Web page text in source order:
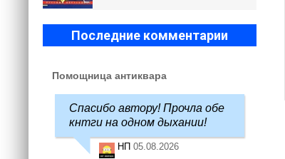
Последние комментарии
Помощница антиквара
Спасибо автору! Прочла обе
кнтги на одном дыхании!
НП 05.08.2026